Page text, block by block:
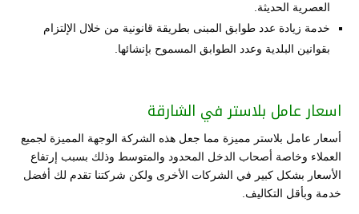
العصرية الحديثة.
خدمة زيادة عدد طوابق المبنى بطريقة قانونية من خلال الإلتزام
بقوانين البلدية وعدد الطوابق المسموح بإنشائها.
اسعار عامل بلاستر في الشارقة
أسعار عامل بلاستر مميزة مما جعل هذه الشركة الوجهة المميزة لجميع
العملاء وخاصة أصحاب الدخل المحدود والمتوسط وذلك بسبب إرتفاع
الأسعار بشكل كبير في الشركات الأخرى ولكن شركتنا تقدم لك أفضل
خدمة وبأقل التكاليف.